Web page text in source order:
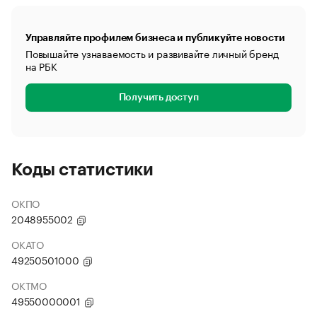
Управляйте профилем бизнеса и публикуйте новости
Повышайте узнаваемость и развивайте личный бренд
на РБК
Получить доступ
Коды статистики
ОКПО
2048955002
ОКАТО
49250501000
ОКТМО
49550000001